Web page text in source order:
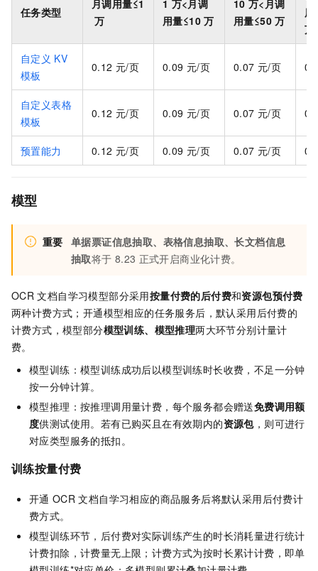
任务类型
月调用量≤1
万
1 万<月调
用量≤10 万
10 万<月调
用量≤50 万
用
万
自定义 KV
模板
0.12 元/页 0.09 元/页 0.07 元/页
自定义表格
模板
0.12 元/页 0.09 元/页 0.07 元/页
预置能力 0.12 元/页 0.09 元/页 0.07 元/页
模型
重要 单据票证信息抽取、表格信息抽取、长文档信息
抽取将于 8.23 正式开启商业化计费。
OCR 文档自学习模型部分采用按量付费的后付费和资源包预付费
两种计费方式；开通模型相应的任务服务后，默认采用后付费的
计费方式，模型部分模型训练、模型推理两大环节分别计量计
费。
模型训练：模型训练成功后以模型训练时长收费，不足一分钟
按一分钟计算。
模型推理：按推理调用量计费，每个服务都会赠送免费调用额
度供测试使用。若有已购买且在有效期内的资源包，则可进行
对应类型服务的抵扣。
训练按量付费
开通 OCR 文档自学习相应的商品服务后将默认采用后付费计
费方式。
模型训练环节，后付费对实际训练产生的时长消耗量进行统计
计费扣除，计费量无上限；计费方式为按时长累计计费，即单